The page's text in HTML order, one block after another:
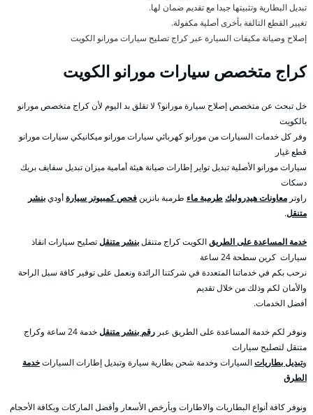
تبديل البطارية وتثبيتها جيدا مع تقديم ضمان لها.
تغيير القطع التالفة بأخرى أصلية مكفولة.
إصلاح وصيانة مكيفات السيارة عبر كراج تصليح سيارات مورانو الكويت
كراج متخصص سيارات مورانو الكويت
خل تبحث عن متخصص إصلاح سيارة مورانو؟ لا تقلق بد اليوم لأن كراج متخصص مورانو
بالكويت
وفر كل خدمات السيارات من مورانو كهربائي سيارات مورانو ميكانيكي سيارات مورانو
قطع غيار
سيارات مورانو الأصلية تبديل تواير إطارات صيانة هيئة أمامية ميزان تبديل سفايف بريك
دسكات
راوتر معاونات هيدروليك طرمبة ماء طرمبة بانزينفحص كمبيوتر سيارةأوديبنشر
متنقل.
خدمة المساعدة على الطريقالكويت كراج متنقلبنشر متنقلتصليح سيارات انقاذ
سيارات كرين سطحة 24 ساعة
نرحب بكم في خدماتنا المتعددة في شركتنا الرائدة ونعمل على توفير كافة سبل الراحة
والأمان لكم وذلك من خلال تقديم
أفضل الخدمات.
ونوفر لكم خدمة المساعدة على الطريق عبر رقم بنشر متنقل
خدمة 24 ساعة وكراج
متنقل لتصليح سيارات
وتبديل بطارياتالسيارات وخدمة شحن بطارية سيارة وتبديل إطارات السياراتخدمة
الطرق
ونوفر كافة أنواع البطاريات والاطارات وبأرخص الأسعار وأفضل الماركات وبكافة الأحجام